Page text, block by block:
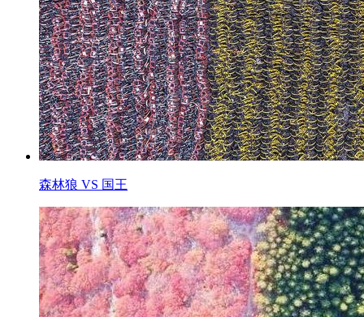
森林狼 VS 国王